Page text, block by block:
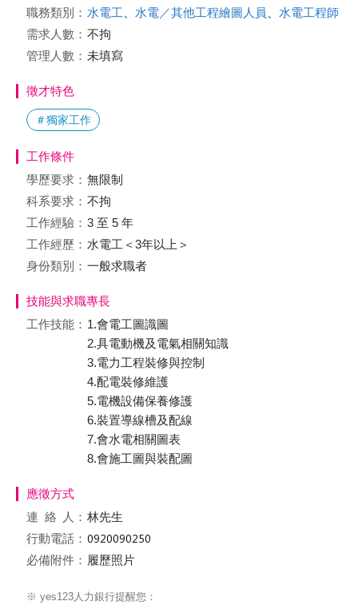
職務類別： 水電工 水電／其他工程繪圖人員
水電工程師
需求人數： 不拘
管理人數： 未填寫
徵才特色
＃獨家工作
工作條件
學歷要求： 無限制
科系要求： 不拘
工作經驗： 3 至 5 年
工作經歷： 水電工＜3年以上＞
身份類別： 一般求職者
技能與求職專長
工作技能： 1.會電工圖識圖
2.具電動機及電氣相關知識
3.電力工程裝修與控制
4.配電裝修維護
5.電機設備保養修護
6.裝置導線槽及配線
7.會水電相關圖表
8.會施工圖與裝配圖
應徵方式
連絡
人： 林先生
行動電話：
必備附件： 履歷照片
※ yes123人力銀行提醒您：